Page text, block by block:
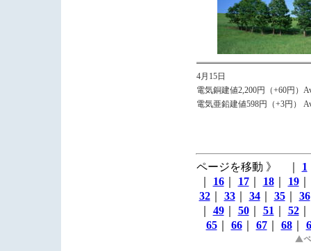
4月15日
電気銅建値2,200円（+60円）
電気亜鉛建値598円（+3円）
ページを移動 》 ｜ 1
16｜ 17｜ 18｜ 19
32｜ 33｜ 34｜ 35｜ 36
49｜ 50｜ 51 52
65｜ 66｜ 67｜ 68｜